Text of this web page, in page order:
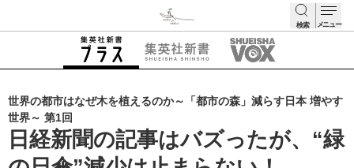
検索 メニュー
世界の都市はなぜ木を植えるのか～「都市の森」減らす日本 増やす
世界～ 第1回
日経新聞の記事はバズったが、“緑